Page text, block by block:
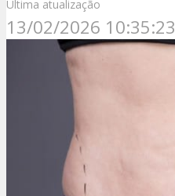
Última atualização
13/02/2026 10:35:23